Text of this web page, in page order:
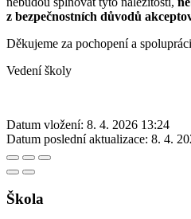
z bezpečnostních důvodů
Děkujeme za pochopení a
Vedení školy
Datum vložení: 8. 4. 2026 13:24
Datum poslední aktualizace: 8. 4.
Škola